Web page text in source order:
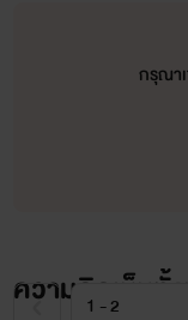
กรุณา
ความคิดเห็นทั้